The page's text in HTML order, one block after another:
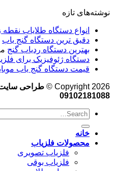
نوشته‌های تازه
انواع دستگاه طلایاب
دقیق ترین دستگاه گنج یاب
بهترین دستگاه ردیاب گنج
دستگاه ژئوفیزیک برای
قیمت دستگاه گنج یاب
Copyright 2026 ©
طراحی
09102181088
خانه
محصولات فلزیاب
فلزیاب تصویری
فلزیاب بوقی